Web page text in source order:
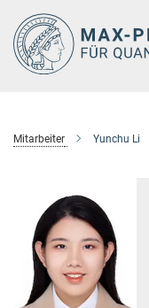
Hauptinhalt
Mitarbeiter Yunchu Li